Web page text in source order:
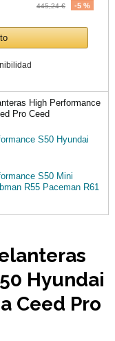
445,24 €
-5 %
High Performance
Pro Ceed
S50 Hyundai
S50 Mini
R55 Paceman R61
Hyundai
Ceed Pro